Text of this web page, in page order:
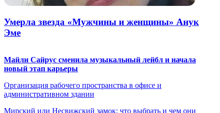
Умерла звезда «Мужчины и женщины» Анук
Эме
Майли Сайрус сменила музыкальный лейбл и начала
новый этап карьеры
Организация рабочего пространства в офисе и
административном здании
Мирский или Несвижский замок: что выбрать и чем они